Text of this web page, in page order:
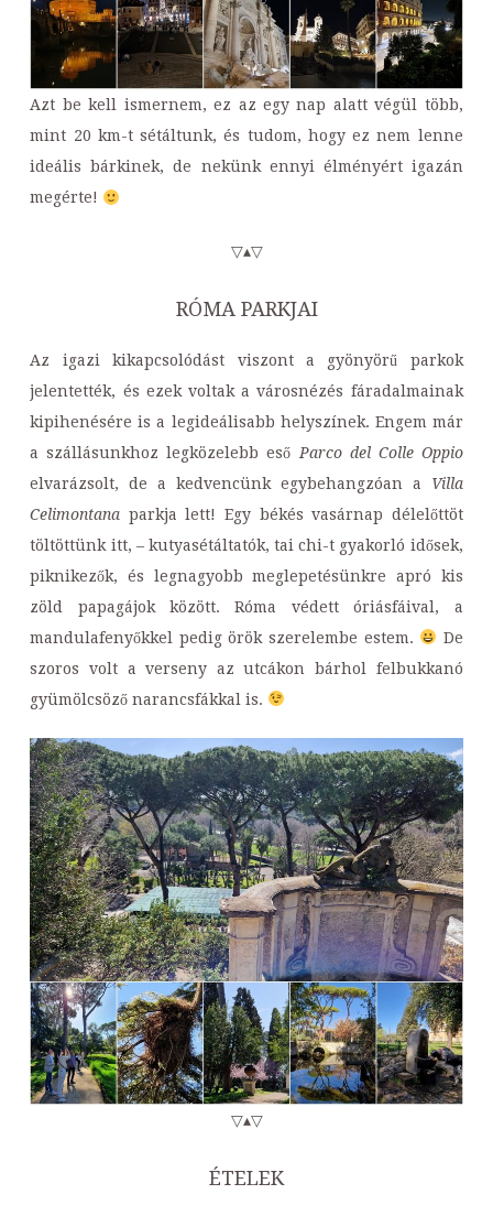
Azt be kell ismernem, ez az egy nap alatt végül több,
mint 20 km-t sétáltunk, és tudom, hogy ez nem lenne
ideális bárkinek, de nekünk ennyi élményért igazán
megérte!
▽▴▽
RÓMA PARKJAI
Az igazi kikapcsolódást viszont a gyönyörű parkok
jelentették, és ezek voltak a városnézés fáradalmainak
kipihenésére is a legideálisabb helyszínek. Engem már
a szállásunkhoz legközelebb eső Parco del Colle Oppio
elvarázsolt, de a kedvencünk egybehangzóan a Villa
Celimontana parkja lett! Egy békés vasárnap délelőttöt
töltöttünk itt, – kutyasétáltatók, tai chi-t gyakorló idősek,
piknikezők, és legnagyobb meglepetésünkre apró kis
zöld papagájok között. Róma védett óriásfáival, a
mandulafenyőkkel pedig örök szerelembe estem.
De
szoros volt a verseny az utcákon bárhol felbukkanó
gyümölcsöző narancsfákkal is.
▽▴▽
ÉTELEK